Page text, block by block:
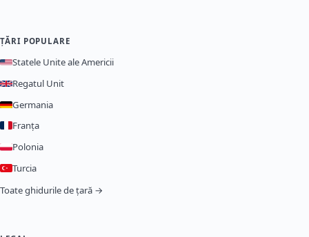
ȚĂRI POPULARE
Statele Unite ale Americii
Regatul Unit
Germania
Franța
Polonia
Turcia
Toate ghidurile de țară →